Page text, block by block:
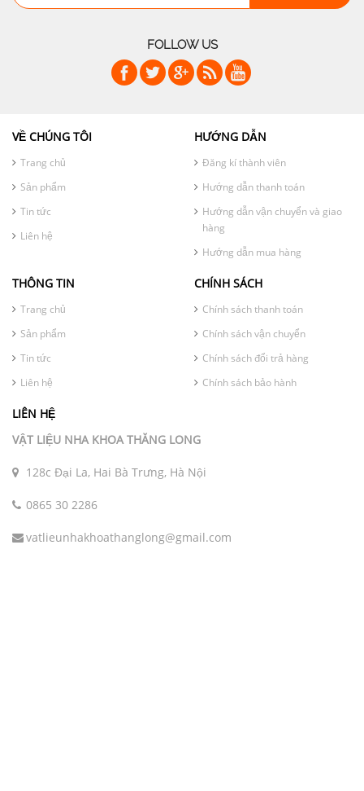
FOLLOW US
VỀ CHÚNG TÔI
Trang chủ
Sản phẩm
Tin tức
Liên hệ
HƯỚNG DẪN
Đăng kí thành viên
Hướng dẫn thanh toán
Hướng dẫn vận chuyển và giao
hàng
Hướng dẫn mua hàng
THÔNG TIN
Trang chủ
Sản phẩm
Tin tức
Liên hệ
CHÍNH SÁCH
Chính sách thanh toán
Chính sách vận chuyển
Chính sách đổi trả hàng
Chính sách bảo hành
LIÊN HỆ
VẬT LIỆU NHA KHOA THĂNG LONG
128c Đại La, Hai Bà Trưng, Hà Nội
0865 30 2286
vatlieunhakhoathanglong@gmail.com